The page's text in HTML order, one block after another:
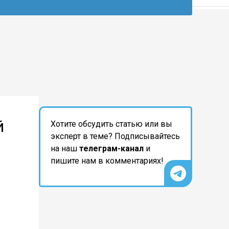
Хотите обсудить статью или вы
эксперт в теме? Подписывайтесь
на наш телеграм-канал и
пишите нам в комментариях!